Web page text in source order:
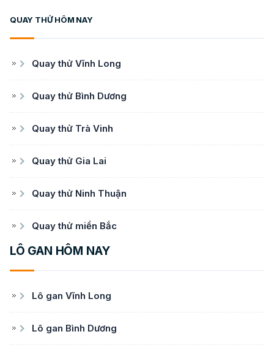
QUAY THỬ HÔM NAY
Quay thử Vĩnh Long
Quay thử Bình Dương
Quay thử Trà Vinh
Quay thử Gia Lai
Quay thử Ninh Thuận
Quay thử miền Bắc
LÔ GAN HÔM NAY
Lô gan Vĩnh Long
Lô gan Bình Dương